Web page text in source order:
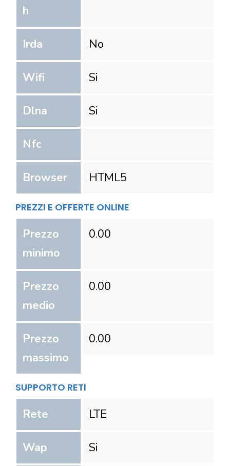
h
Irda No
Wifi Si
Dlna Si
Nfc
Browser HTML5
PREZZI E OFFERTE ONLINE
Prezzo
minimo
0.00
Prezzo
medio
0.00
Prezzo
massimo
0.00
SUPPORTO RETI
Rete LTE
Wap Si